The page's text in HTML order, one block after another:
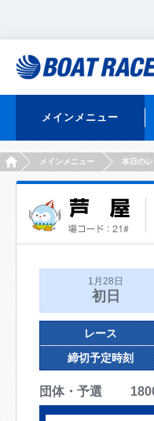
メインメニュー
HOMEメインメニュー 本日のレ
1月28日
初日
レース
締切予定時刻
団体・予選